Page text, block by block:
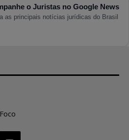
o Juristas no Google News
as principais notícias jurídicas do Brasil